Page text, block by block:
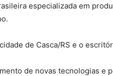
especializada em
de Casca/RS e o
de novas tecnologias e